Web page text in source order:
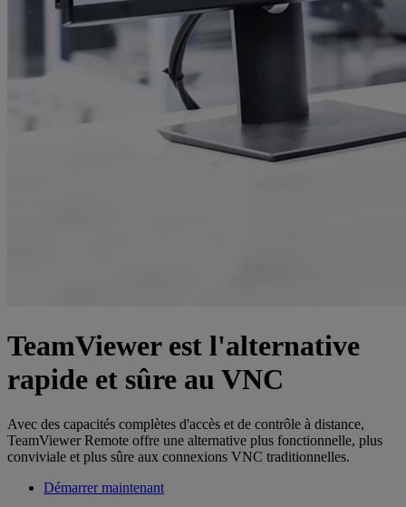
TeamViewer est l'alternative
rapide et sûre au VNC
Avec des capacités complètes d'accès et de contrôle à distance,
TeamViewer Remote offre une alternative plus fonctionnelle, plus
conviviale et plus sûre aux connexions VNC traditionnelles.
Démarrer maintenant